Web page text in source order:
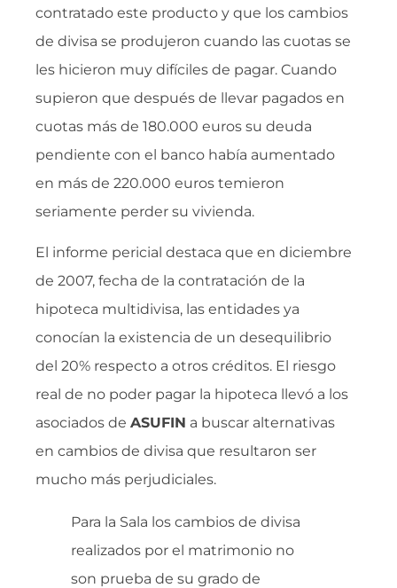
contratado este producto y que los cambios
de divisa se produjeron cuando las cuotas se
les hicieron muy difíciles de pagar. Cuando
supieron que después de llevar pagados en
cuotas más de 180.000 euros su deuda
pendiente con el banco había aumentado
en más de 220.000 euros temieron
seriamente perder su vivienda.
El informe pericial destaca que en diciembre
de 2007, fecha de la contratación de la
hipoteca multidivisa, las entidades ya
conocían la existencia de un desequilibrio
del 20% respecto a otros créditos. El riesgo
real de no poder pagar la hipoteca llevó a los
asociados de ASUFIN a buscar alternativas
en cambios de divisa que resultaron ser
mucho más perjudiciales.
Para la Sala los cambios de divisa
realizados por el matrimonio no
son prueba de su grado de